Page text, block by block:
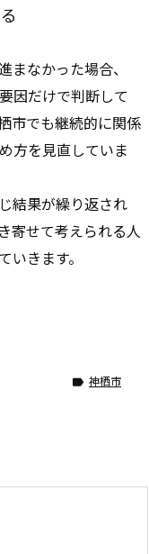
なかった場合、
因だけで判断して
市でも継続的に関係
方を見直していま
結果が繰り返され
寄せて考えられる人
きます。
 神栖市